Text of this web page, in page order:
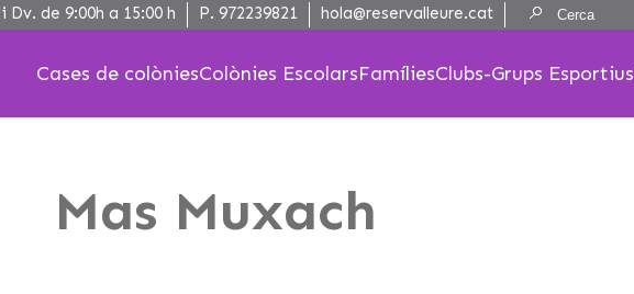
Dv. de 9:00h a 15:00 h P. 972239821 hola@reservalleure.cat Resultats:
Cases de colòniesColònies EscolarsFamíliesClubs-Grups Esportius
Mas Muxach